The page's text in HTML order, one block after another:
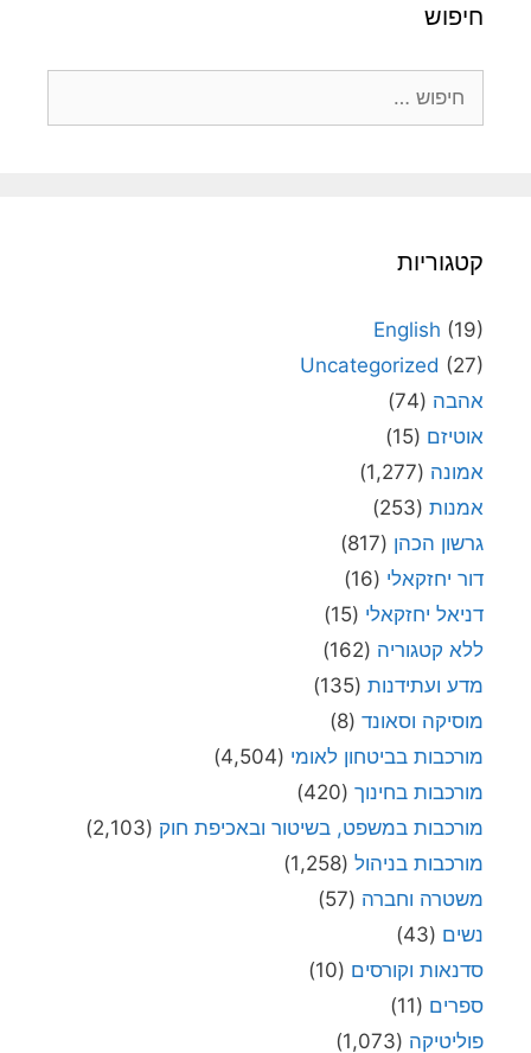
חיפוש
קטגוריות
English (19)
Uncategorized (27)
אהבה (74)
אוטיזם (15)
אמונה (1,277)
אמנות (253)
גרשון הכהן (817)
דור יחזקאלי (16)
דניאל יחזקאלי (15)
ללא קטגוריה (162)
מדע ועתידנות (135)
מוסיקה וסאונד (8)
מורכבות בביטחון לאומי (4,504)
מורכבות בחינוך (420)
מורכבות במשפט, בשיטור ובאכיפת חוק (2,103)
מורכבות בניהול (1,258)
משטרה וחברה (57)
נשים (43)
סדנאות וקורסים (10)
ספרים (11)
פוליטיקה (1,073)